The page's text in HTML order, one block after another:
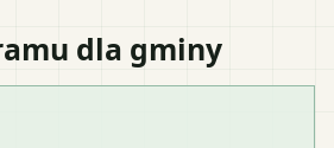
dla gminy